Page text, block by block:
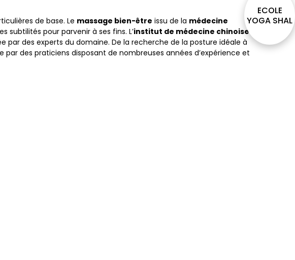
de base. Le massage bien-être issu de la médecine
subtilités pour parvenir à ses fins. L’institut de médecine chinoise
par des experts du domaine. De la recherche de la posture idéale à
des praticiens disposant de nombreuses années d’expérience et
ECOLE
YOGA SHAL